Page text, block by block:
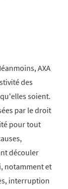
AXA
des
soient.
par le droit
pour tout
découler
notamment et
interruption